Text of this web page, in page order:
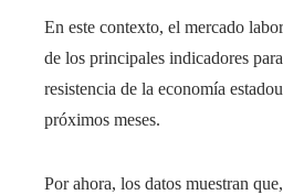
En este contexto, el mercado
de los principales indicadores
resistencia de la economía
próximos meses.
Por ahora, los datos muestran